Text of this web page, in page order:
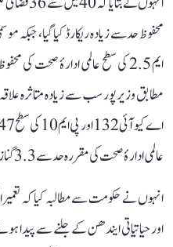
محفوظ حد سے زیادہ ریکارڈ کیا گیا،
مطابق وزیرپور سب سے زیادہ متاثرہ
عالمی ادارۂ صحت کی مقررہ حد سے 3.3 گنا زیادہ ہے۔
انہوں نے حکومت سے مطالبہ کیا کہ
اور حیاتیاتی ایندھن کے جلنے سے پیدا